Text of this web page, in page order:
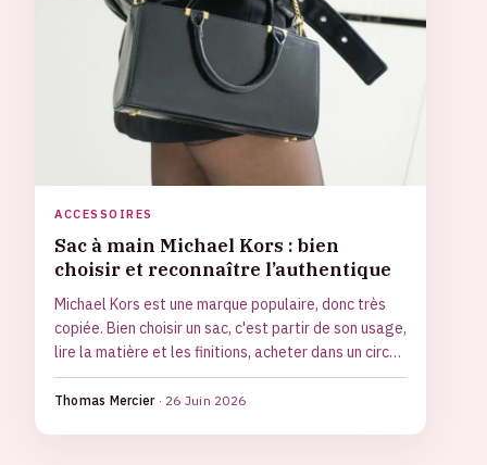
ACCESSOIRES
Sac à main Michael Kors : bien
choisir et reconnaître l’authentique
Michael Kors est une marque populaire, donc très
copiée. Bien choisir un sac, c'est partir de son usage,
lire la matière et les finitions, acheter dans un circuit
fiable et savoir repérer une contrefaçon.
Thomas Mercier · 26 Juin 2026